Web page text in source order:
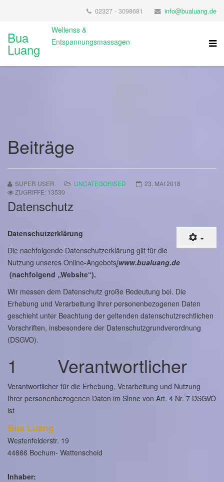
02327 - 3098681 info@bualuang.de
Bua
Luang
Wellenss &
Entspannungsmassagen
Beiträge
SUPER USER UNCATEGORISED
23. MAI 2018
ZUGRIFFE: 13530
Datenschutz
Datenschutzerklärung
Die nachfolgende Datenschutzerklärung gilt für die
Nutzung unseres Online-Angebots[www.bualuang.de
(nachfolgend „Website“).
Wir messen dem Datenschutz große Bedeutung bei. Die
Erhebung und Verarbeitung Ihrer personenbezogenen Daten
geschieht unter Beachtung der geltenden datenschutzrechtlichen
Vorschriften, insbesondere der Datenschutzgrundverordnung
(DSGVO).
1 Verantwortlicher
Verantwortlicher für die Erhebung, Verarbeitung und Nutzung
Ihrer personenbezogenen Daten im Sinne von Art. 4 Nr. 7 DSGVO
ist
Bua Luang
Westenfelderstr. 19
44866 Bochum- Wattenscheid
Inhaber: